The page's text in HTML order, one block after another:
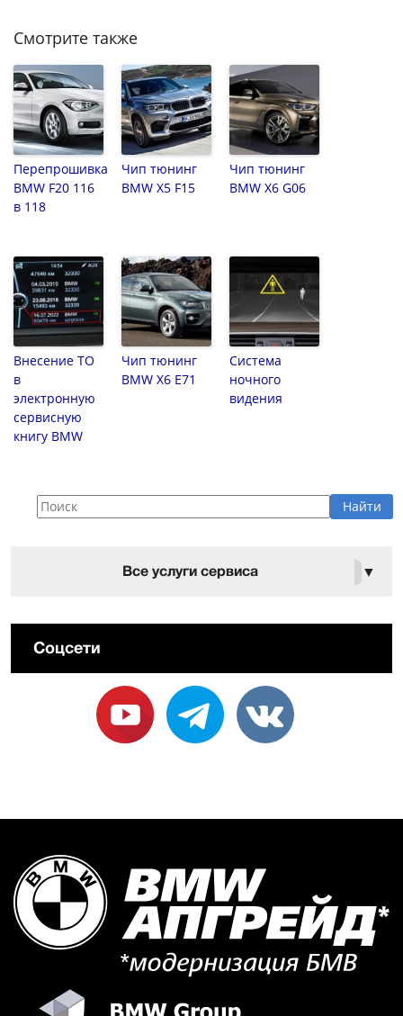
Смотрите также
Перепрошивка
BMW F20 116
в 118
Чип тюнинг
BMW X5 F15
Чип тюнинг
BMW X6 G06
Внесение ТО
в
электронную
сервисную
книгу BMW
Чип тюнинг
BMW X6 E71
Система
ночного
видения
Все услуги сервиса ▼
Соцсети